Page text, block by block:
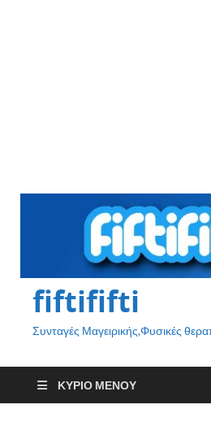
fiftififti
Συνταγές Μαγειρικής,Φυσικές
ΚΎΡΙΟ ΜΕΝΟΎ